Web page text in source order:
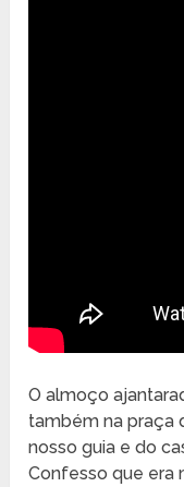
O almoço
também na praça
nosso guia e do
Confesso que era